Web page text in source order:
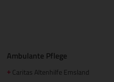
Ambulante Pflege
+ Caritas Altenhilfe Emsland